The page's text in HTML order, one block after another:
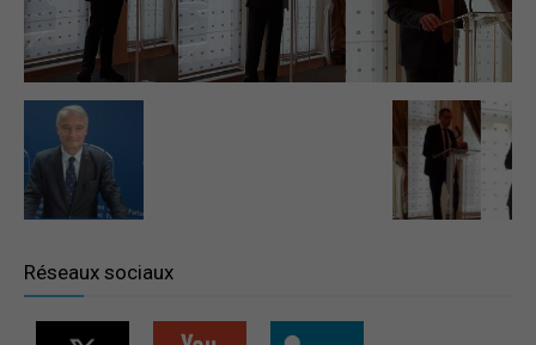
IHEDN
Réseaux sociaux